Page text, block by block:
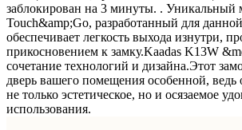
заблокирован на 3 минуты. . Уникальный
Touch&amp;Go, разработанный для
обеспечивает легкость выхода изнутри,
прикосновением к замку.Kaadas K13W
сочетание технологий и дизайна.Этот
дверь вашего помещения особенной, ведь
не только эстетическое, но и осязаемое
использования.